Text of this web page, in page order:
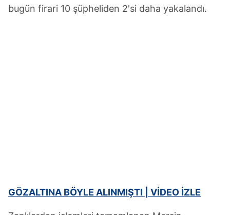
bugün firari 10 şüpheliden 2'si daha yakalandı.
GÖZALTINA BÖYLE ALINMIŞTI | VİDEO İZLE